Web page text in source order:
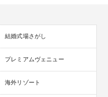
結婚式場さがし
プレミアムヴェニュー
海外リゾート